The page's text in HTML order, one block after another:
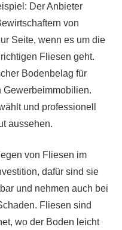
Der Anbieter
von
Seite, wenn es um die
Fliesen geht.
Bodenbelag für
und professionell
aussehen.
von Fliesen im
dafür sind sie
und nehmen auch bei
Fliesen sind
wo der Boden leicht